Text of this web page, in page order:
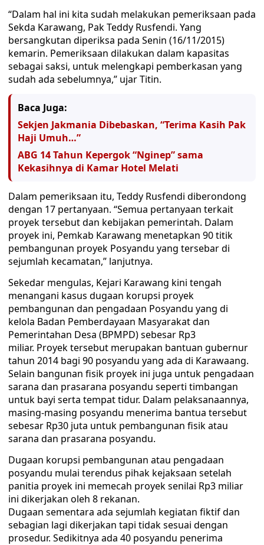
“Dalam hal ini kita sudah melakukan pemeriksaan pada
Sekda Karawang, Pak Teddy Rusfendi. Yang
bersangkutan diperiksa pada Senin (16/11/2015)
kemarin. Pemeriksaan dilakukan dalam kapasitas
sebagai saksi, untuk melengkapi pemberkasan yang
sudah ada sebelumnya,” ujar Titin.
Baca Juga:
Sekjen Jakmania Dibebaskan, “Terima Kasih Pak
Haji Umuh…”
ABG 14 Tahun Kepergok “Nginep” sama
Kekasihnya di Kamar Hotel Melati
Dalam pemeriksaan itu, Teddy Rusfendi diberondong
dengan 17 pertanyaan. “Semua pertanyaan terkait
proyek tersebut dan kebijakan pemerintah. Dalam
proyek ini, Pemkab Karawang menetapkan 90 titik
pembangunan proyek Posyandu yang tersebar di
sejumlah kecamatan,” lanjutnya.
Sekedar mengulas, Kejari Karawang kini tengah
menangani kasus dugaan korupsi proyek
pembangunan dan pengadaan Posyandu yang di
kelola Badan Pemberdayaan Masyarakat dan
Pemerintahan Desa (BPMPD) sebesar Rp3
miliar. Proyek tersebut merupakan bantuan gubernur
tahun 2014 bagi 90 posyandu yang ada di Karawaang.
Selain bangunan fisik proyek ini juga untuk pengadaan
sarana dan prasarana posyandu seperti timbangan
untuk bayi serta tempat tidur. Dalam pelaksanaannya,
masing-masing posyandu menerima bantua tersebut
sebesar Rp30 juta untuk pembangunan fisik atau
sarana dan prasarana posyandu.
Dugaan korupsi pembangunan atau pengadaan
posyandu mulai terendus pihak kejaksaan setelah
panitia proyek ini memecah proyek senilai Rp3 miliar
ini dikerjakan oleh 8 rekanan.
Dugaan sementara ada sejumlah kegiatan fiktif dan
sebagian lagi dikerjakan tapi tidak sesuai dengan
prosedur. Sedikitnya ada 40 posyandu penerima